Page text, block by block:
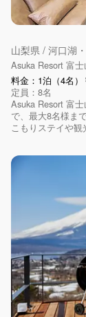
山梨県 / 河口湖
Asuka Resort 富
料金：1泊（4名）
定員：8名
Asuka Resort 富
で、最大8名様ま
こもりステイや